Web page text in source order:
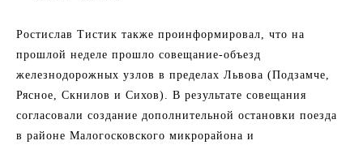
Ростислав Тистик также проинформировал, что на
прошлой неделе прошло совещание-объезд
железнодорожных узлов в пределах Львова (Подзамче,
Рясное, Скнилов и Сихов). В результате совещания
согласовали создание дополнительной остановки поезда
в районе Малогосковского микрорайона и